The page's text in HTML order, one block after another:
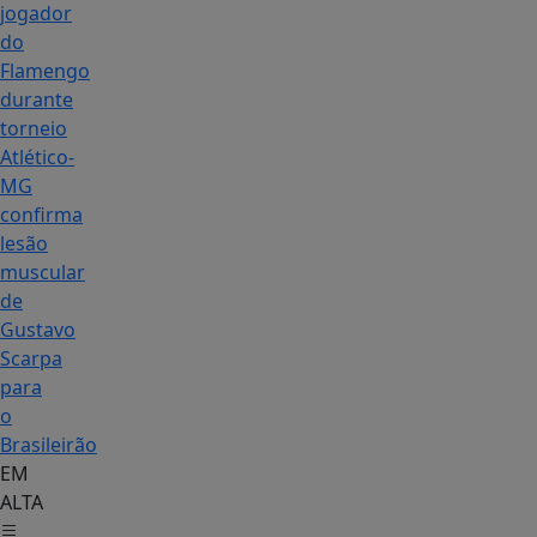
jogador
do
Flamengo
durante
torneio
Atlético-
MG
confirma
lesão
muscular
de
Gustavo
Scarpa
para
o
Brasileirão
EM
ALTA